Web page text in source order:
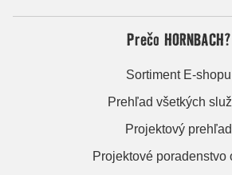
Prečo HORNBACH?
Sortiment E-shopu
Prehľad všetkých
Projektový prehľad
Projektové poradenstvo